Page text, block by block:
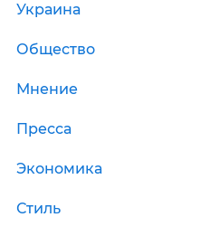
Украина
Общество
Мнение
Пресса
Экономика
Стиль